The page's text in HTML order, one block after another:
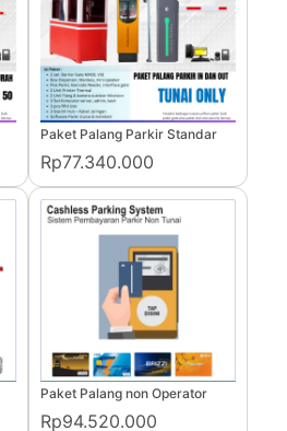
Paket Palang Parkir Standar
Rp77.340.000
Paket Palang non Operator
Rp94.520.000